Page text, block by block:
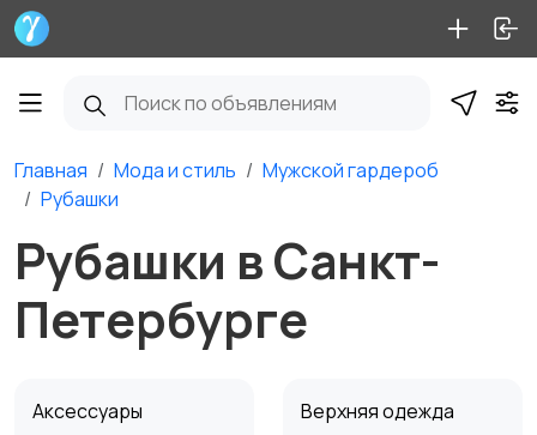
Главная Мода и стиль
Мужской гардероб
Рубашки
Рубашки в Санкт-
Петербурге
Аксессуары Верхняя одежда